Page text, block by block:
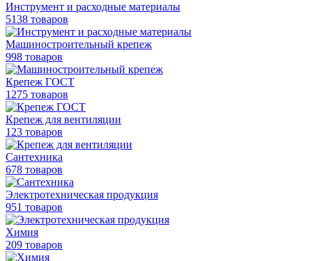
Инструмент и расходные материалы
5138 товаров
Машиностроительный крепеж
998 товаров
Крепеж ГОСТ
1275 товаров
Крепеж для вентиляции
123 товаров
Сантехника
678 товаров
Электротехническая продукция
951 товаров
Химия
209 товаров